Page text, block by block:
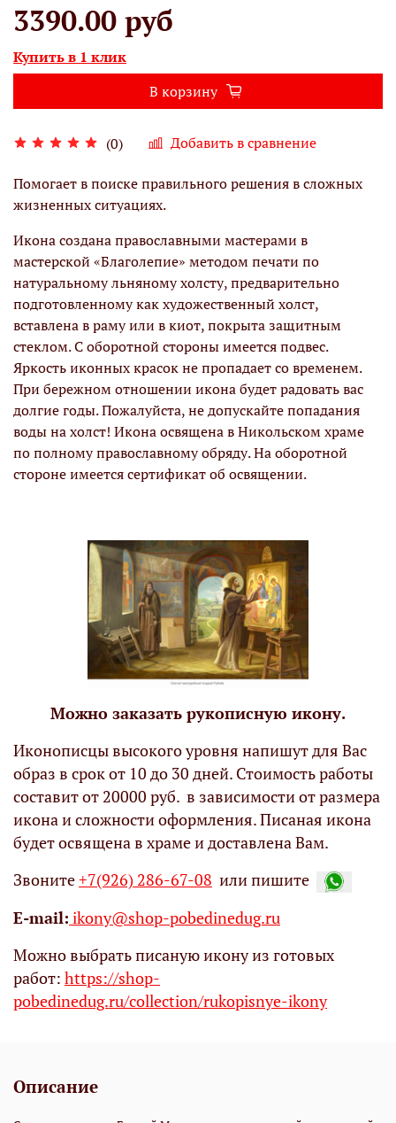
(0) Добавить в сравнение
3390.00 руб
Купить в 1 клик
В корзину
Помогает в поиске правильного решения в сложных
жизненных ситуациях.
Икона создана православными мастерами в
мастерской «Благолепие» методом печати по
натуральному льняному холсту, предварительно
подготовленному как художественный холст,
вставлена в раму или в киот, покрыта защитным
стеклом. С оборотной стороны имеется подвес.
Яркость иконных красок не пропадает со временем.
При бережном отношении икона будет радовать вас
долгие годы. Пожалуйста, не допускайте попадания
воды на холст! Икона освящена в Никольском храме
по полному православному обряду. На оборотной
стороне имеется сертификат об освящении.
Можно заказать рукописную икону.
Иконописцы высокого уровня напишут для Вас
образ в срок от 10 до 30 дней. Стоимость работы
составит от 20000 руб. в зависимости от размера
икона и сложности оформления. Писаная икона
будет освящена в храме и доставлена Вам.
Звоните+7(926) 286-67-08 или пишите
Е-mail: ikony@shop-pobedinedug.ru
Можно выбрать писаную икону из готовых
работ: https://shop-
pobedinedug.ru/collection/rukopisnye-ikony
Описание